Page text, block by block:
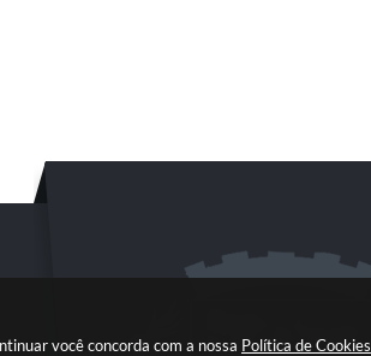
você concorda com a nossa Política de Cookies